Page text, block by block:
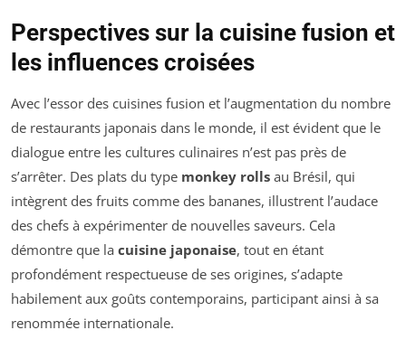
Perspectives sur la cuisine fusion et
les influences croisées
Avec l’essor des cuisines fusion et l’augmentation du nombre
de restaurants japonais dans le monde, il est évident que le
dialogue entre les cultures culinaires n’est pas près de
s’arrêter. Des plats du type monkey rolls au Brésil, qui
intègrent des fruits comme des bananes, illustrent l’audace
des chefs à expérimenter de nouvelles saveurs. Cela
démontre que la cuisine japonaise, tout en étant
profondément respectueuse de ses origines, s’adapte
habilement aux goûts contemporains, participant ainsi à sa
renommée internationale.